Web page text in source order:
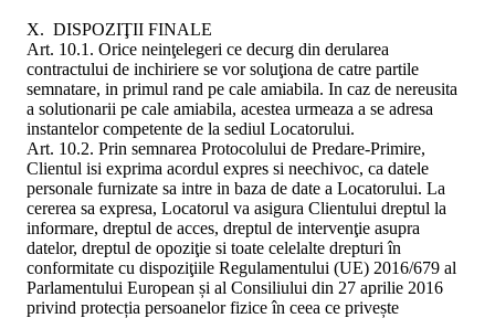
X. DISPOZIŢII FINALE
Art. 10.1. Orice neinţelegeri ce decurg din derularea
contractului de inchiriere se vor soluţiona de catre partile
semnatare, in primul rand pe cale amiabila. In caz de nereusita
a solutionarii pe cale amiabila, acestea urmeaza a se adresa
instantelor competente de la sediul Locatorului.
Art. 10.2. Prin semnarea Protocolului de Predare-Primire,
Clientul isi exprima acordul expres si neechivoc, ca datele
personale furnizate sa intre in baza de date a Locatorului. La
cererea sa expresa, Locatorul va asigura Clientului dreptul la
informare, dreptul de acces, dreptul de intervenţie asupra
datelor, dreptul de opoziţie si toate celelalte drepturi în
conformitate cu dispoziţiile Regulamentului (UE) 2016/679 al
Parlamentului European și al Consiliului din 27 aprilie 2016
privind protecția persoanelor fizice în ceea ce privește